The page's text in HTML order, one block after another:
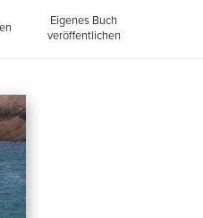
Eigenes Buch
veröffentlichen